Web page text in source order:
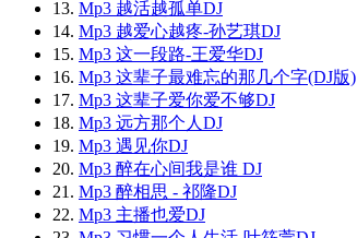
13. Mp3 越活越孤单DJ
14. Mp3 越爱心越疼-孙艺琪DJ
15. Mp3 这一段路-王爱华DJ
16. Mp3 这辈子最难忘的那几个字(DJ版)
17. Mp3 这辈子爱你爱不够DJ
18. Mp3 远方那个人DJ
19. Mp3 遇见你DJ
20. Mp3 醉在心间我是谁 DJ
21. Mp3 醉相思 - 祁隆DJ
22. Mp3 主播也爱DJ